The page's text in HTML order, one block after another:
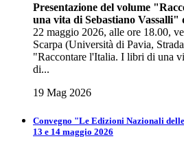
Presentazione del volume
una vita di Sebastiano Vassalli"
22 maggio 2026, alle ore 18.00,
Scarpa (Università di Pavia,
"Raccontare l'Italia. I libri di una
di...
19 Mag 2026
Convegno "Le Edizioni Nazionali
13 e 14 maggio 2026